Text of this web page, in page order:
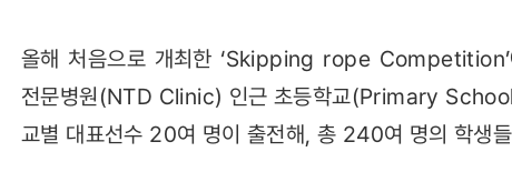
올해 처음으로 개최한 ‘Skipping rope Competition’
전문병원(NTD Clinic) 인근 초등학교(Primary
교별 대표선수 20여 명이 출전해, 총 240여 명의 학생